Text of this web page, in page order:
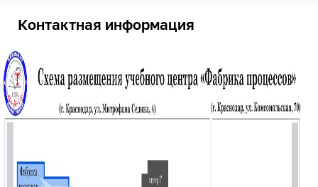
Контактная информация